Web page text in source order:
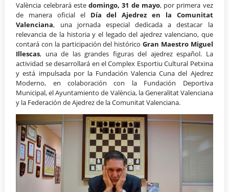
València celebrará estedomingo, 31 de mayo, por primera vez
de manera oficial el Día del Ajedrez en la Comunitat
Valenciana, una jornada especial dedicada a destacar la
relevancia de la historia y el legado del ajedrez valenciano, que
contará con la participación del históricoGran Maestro Miguel
Illescas, una de las grandes figuras del ajedrez español. La
actividad se desarrollará en el Complex Esportiu Cultural Petxina
y está impulsada por la Fundación Valencia Cuna del Ajedrez
Moderno, en colaboración con la Fundación Deportiva
Municipal, el Ayuntamiento de València, la Generalitat Valenciana
y la Federación de Ajedrez de la Comunitat Valenciana.